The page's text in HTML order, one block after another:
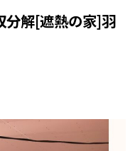
分解[遮熱の家]羽